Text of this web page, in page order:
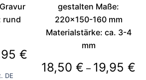
rund
€Preisspanne:
13,95 €
DE
gestalten Maße:
220×150-160 mm
Materialstärke: ca. 3-4
mm
18,50€ – 19,95€